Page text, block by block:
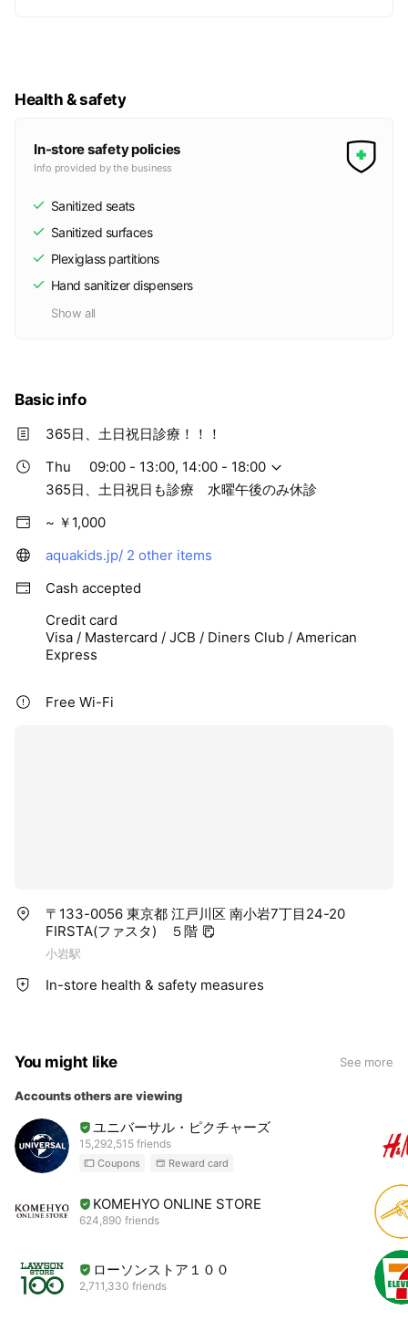
予約の詳細をご確認ください。
Health & safety
In-store safety policies
Info provided by the business
Sanitized seats
Sanitized surfaces
Plexiglass partitions
Hand sanitizer dispensers
Show all
Basic info
365日、土日祝日診療！！！
Thu
09:00 - 13:00, 14:00 - 18:00
365日、土日祝日も診療 水曜午後のみ休診
~ ￥1,000
aquakids.jp/ 2 other items
Cash accepted
Credit card
Visa / Mastercard / JCB / Diners Club / American
Express
Free Wi-Fi
〒133-0056 東京都 江戸川区 南小岩7丁目24-20
FIRSTA(ファスタ) ５階
小岩駅
In-store health & safety measures
You might like See more
Accounts others are viewing
ユニバーサル・ピクチャーズ
15,292,515 friends
Coupons Reward card
KOMEHYO ONLINE STORE
624,890 friends
ローソンストア１００
2,711,330 friends